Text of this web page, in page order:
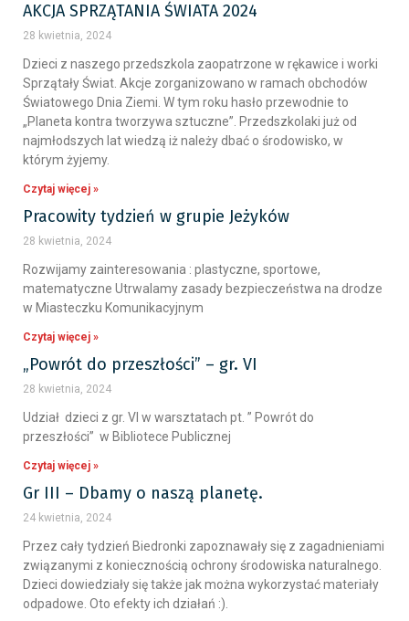
AKCJA SPRZĄTANIA ŚWIATA 2024
28 kwietnia, 2024
Dzieci z naszego przedszkola zaopatrzone w rękawice i worki
Sprzątały Świat. Akcje zorganizowano w ramach obchodów
Światowego Dnia Ziemi. W tym roku hasło przewodnie to
„Planeta kontra tworzywa sztuczne”. Przedszkolaki już od
najmłodszych lat wiedzą iż należy dbać o środowisko, w
którym żyjemy.
Czytaj więcej »
Pracowity tydzień w grupie Jeżyków
28 kwietnia, 2024
Rozwijamy zainteresowania : plastyczne, sportowe,
matematyczne Utrwalamy zasady bezpieczeństwa na drodze
w Miasteczku Komunikacyjnym
Czytaj więcej »
„Powrót do przeszłości” – gr. VI
28 kwietnia, 2024
Udział dzieci z gr. VI w warsztatach pt. ” Powrót do
przeszłości” w Bibliotece Publicznej
Czytaj więcej »
Gr III – Dbamy o naszą planetę.
24 kwietnia, 2024
Przez cały tydzień Biedronki zapoznawały się z zagadnieniami
związanymi z koniecznością ochrony środowiska naturalnego.
Dzieci dowiedziały się także jak można wykorzystać materiały
odpadowe. Oto efekty ich działań :).